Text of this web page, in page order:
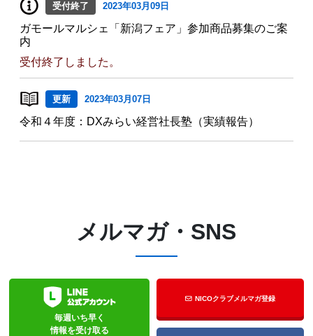
受付終了 2023年03月09日
ガモールマルシェ「新潟フェア」参加商品募集のご案
内
受付終了しました。
更新 2023年03月07日
令和４年度：DXみらい経営社長塾（実績報告）
メルマガ・SNS
毎週いち早く
情報を受け取る
NICOクラブメルマガ登録